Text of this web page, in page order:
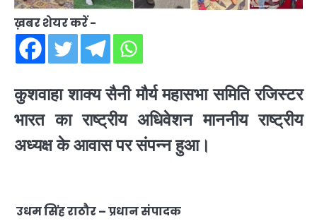
ख़बर शेयर करें -
कुशवाहा शाक्य सैनी मौर्य महासभा समिति रजिस्टर
भारत का राष्ट्रीय अधिवेशन माननीय राष्ट्रीय
अध्यक्ष के आवास पर संपन्न हुआ।
उधमसिंहराठौर –प्रधानसंपादक